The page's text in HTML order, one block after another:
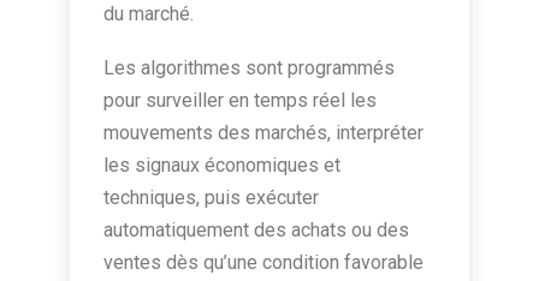
du marché.
Les algorithmes sont programmés
pour surveiller en temps réel les
mouvements des marchés, interpréter
les signaux économiques et
techniques, puis exécuter
automatiquement des achats ou des
ventes dès qu’une condition favorable